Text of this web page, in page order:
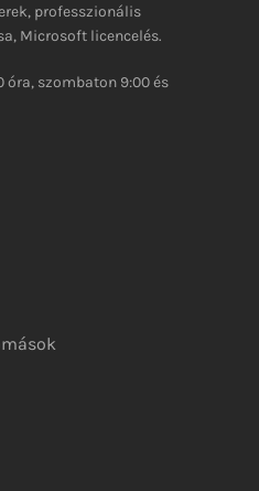
professzionális
Microsoft licencelés.
óra, szombaton 9:00 és